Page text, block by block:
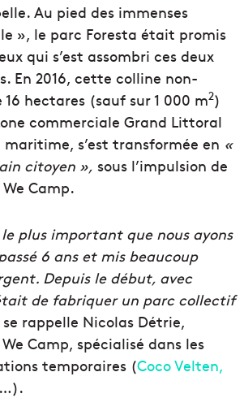
Au pied des immenses
», le parc Foresta était promis
qui s’est assombri ces deux
En 2016, cette colline non-
hectares (sauf sur 1 000 m2)
commerciale Grand Littoral
s’est transformée en «
citoyen », sous l’impulsion de
We Camp.
le plus important que nous ayons
6 ans et mis beaucoup
Depuis le début, avec
de fabriquer un parc collectif
se rappelle Nicolas Détrie,
Camp, spécialisé dans les
temporaires (Coco Velten,